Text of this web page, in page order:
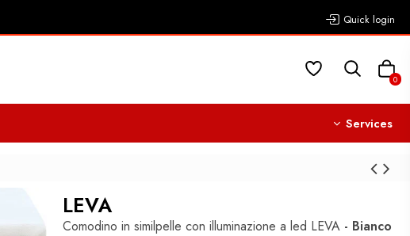
Quick login
0
Services
LEVA
Comodino in similpelle con illuminazione a led LEVA - Bianco